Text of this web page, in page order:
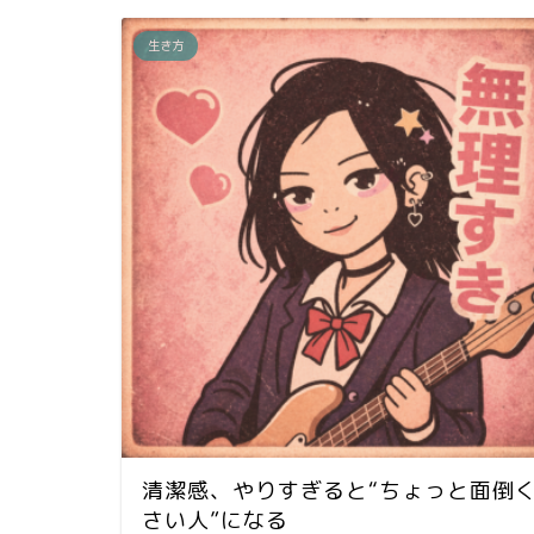
生き方
清潔感、やりすぎると“ちょっと面倒
さい人”になる